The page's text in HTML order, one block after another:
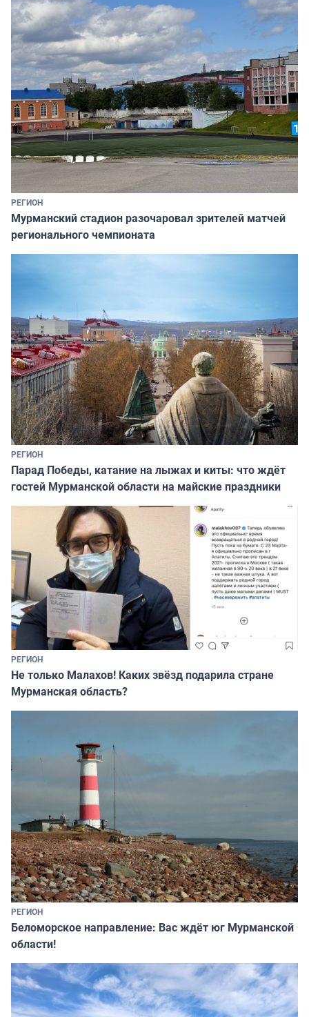
РЕГИОН
Мурманский стадион разочаровал зрителей матчей
регионального чемпионата
РЕГИОН
Парад Победы, катание на лыжах и киты: что ждёт
гостей Мурманской области на майские праздники
РЕГИОН
Не только Малахов! Каких звёзд подарила стране
Мурманская область?
РЕГИОН
Беломорское направление: Вас ждёт юг Мурманской
области!